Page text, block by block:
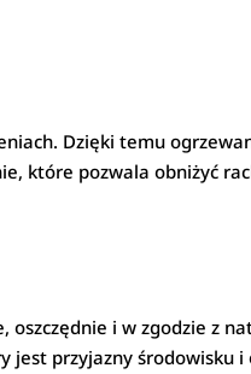
Dzięki temu
które pozwala obniżyć
oszczędnie i w zgodzie z
jest przyjazny środowisku i